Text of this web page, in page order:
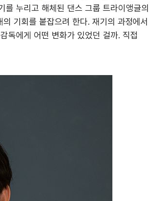
누리고 해체된 댄스 그룹 트라이앵글의
기회를 붙잡으려 한다. 재기의 과정에서
감독에게 어떤 변화가 있었던 걸까. 직접